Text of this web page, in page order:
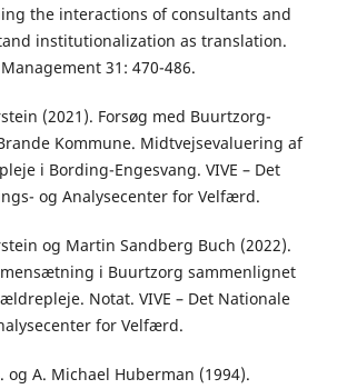
the interactions of consultants and
institutionalization as translation.
31: 470-486.
(2021). Forsøg med Buurtzorg-
Kommune. Midtvejsevaluering af
i Bording-Engesvang. VIVE – Det
og Analysecenter for Velfærd.
og Martin Sandberg Buch (2022).
i Buurtzorg sammenlignet
Notat. VIVE – Det Nationale
for Velfærd.
og A. Michael Huberman (1994).